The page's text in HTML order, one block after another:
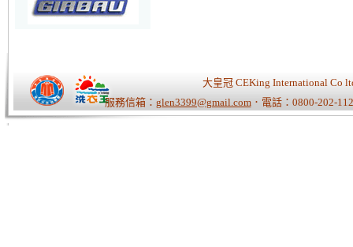
大皇冠 CEKing International Co
服務信箱： glen3399@gmail.com．電話：0800-202-